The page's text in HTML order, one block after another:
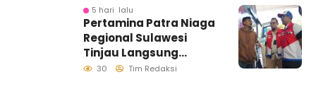
5 hari lalu
Pertamina Patra Niaga
Regional Sulawesi
Tinjau Langsung
Pelayanan SPBU di
30 Tim Redaksi